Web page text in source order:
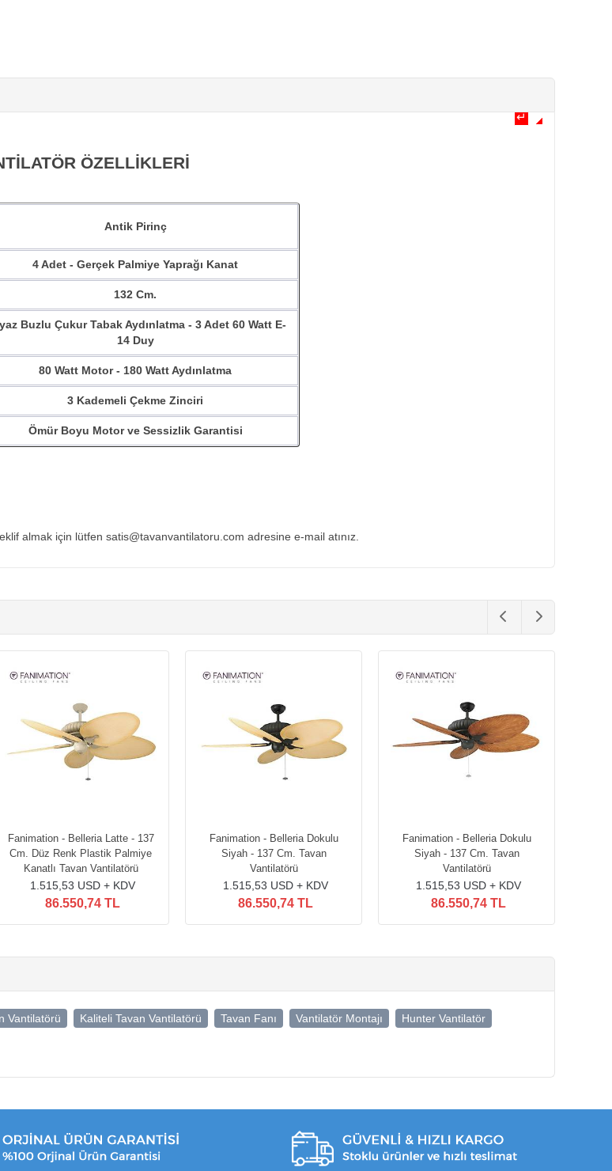
↵
↵
↵
↵
↵
ÖZELLİKLERİ
Antik Pirinç
4 Adet - Gerçek Palmiye Yaprağı Kanat
132 Cm.
Buzlu Çukur Tabak Aydınlatma - 3 Adet 60 Watt E-
14 Duy
80 Watt Motor - 180 Watt Aydınlatma
3 Kademeli Çekme Zinciri
Ömür Boyu Motor ve Sessizlik Garantisi
almak için lütfen satis@tavanvantilatoru.com adresine e-mail atınız.
Fanimation - Belleria Latte - 137
Cm. Düz Renk Plastik Palmiye
Kanatlı Tavan Vantilatörü
1.515,53 USD + KDV
86.550,74 TL
Fanimation - Belleria Dokulu
Siyah - 137 Cm. Tavan
Vantilatörü
1.515,53 USD + KDV
86.550,74 TL
Fanimation - Belleria Dokulu
Siyah - 137 Cm. Tavan
Vantilatörü
1.515,53 USD + KDV
86.550,74 TL
Vantilatörü Kaliteli Tavan Vantilatörü Tavan Fanı Vantilatör Montajı Hunter Vantilatör